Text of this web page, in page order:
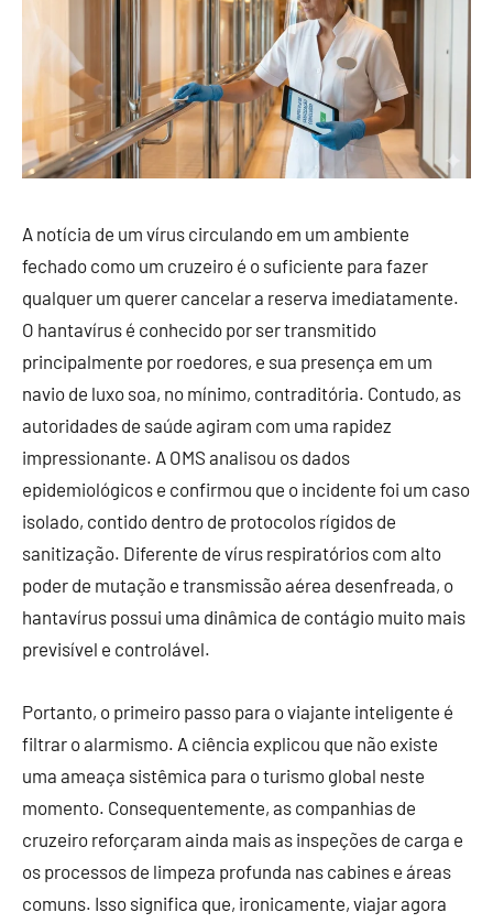
A notícia de um vírus circulando em um ambiente
fechado como um cruzeiro é o suficiente para fazer
qualquer um querer cancelar a reserva imediatamente.
O hantavírus é conhecido por ser transmitido
principalmente por roedores, e sua presença em um
navio de luxo soa, no mínimo, contraditória. Contudo, as
autoridades de saúde agiram com uma rapidez
impressionante. A OMS analisou os dados
epidemiológicos e confirmou que o incidente foi um caso
isolado, contido dentro de protocolos rígidos de
sanitização. Diferente de vírus respiratórios com alto
poder de mutação e transmissão aérea desenfreada, o
hantavírus possui uma dinâmica de contágio muito mais
previsível e controlável.
Portanto, o primeiro passo para o viajante inteligente é
filtrar o alarmismo. A ciência explicou que não existe
uma ameaça sistêmica para o turismo global neste
momento. Consequentemente, as companhias de
cruzeiro reforçaram ainda mais as inspeções de carga e
os processos de limpeza profunda nas cabines e áreas
comuns. Isso significa que, ironicamente, viajar agora